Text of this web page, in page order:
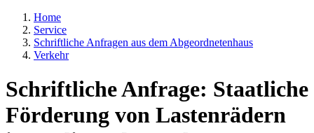
Home
Service
Schriftliche Anfragen aus dem Abgeordnetenhaus
Verkehr
Schriftliche Anfrage: Staatliche
Förderung von Lastenrädern